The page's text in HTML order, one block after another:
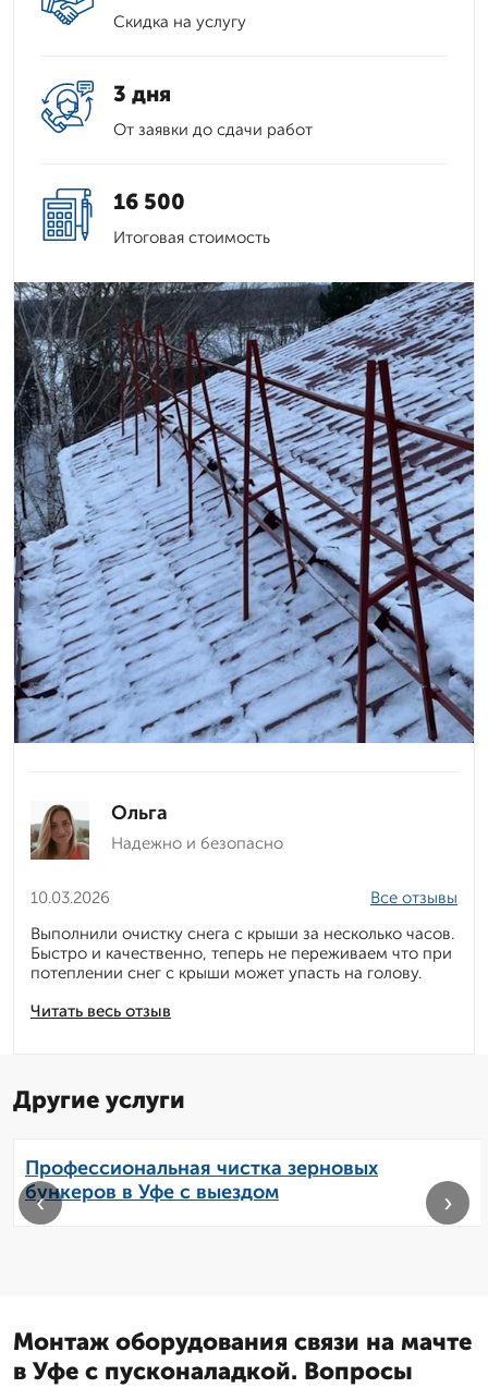
Скидка на услугу
3 дня
От заявки до сдачи работ
16 500
Итоговая стоимость
Ольга
Надежно и безопасно
10.03.2026
Читать весь отзыв
Все отзывы
Выполнили очистку снега с крыши за несколько часов.
Быстро и качественно, теперь не переживаем что при
потеплении снег с крыши может упасть на голову.
Другие услуги
Профессиональная чистка зерновых
бункеров в Уфе с выездом
‹ ›
Монтаж оборудования связи на мачте
в Уфе с пусконаладкой. Вопросы